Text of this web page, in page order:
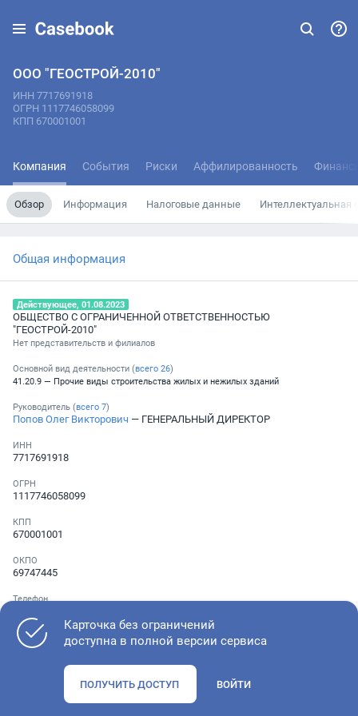
ООО "ГЕОСТРОЙ-2010"
ИНН 7717691918
ОГРН 1117746058099
КПП 670001001
Компания События Риски Аффилированность
Обзор Информация Налоговые данные Интеллектуальная
Общая информация
Действующее, 01.08.2023
ОБЩЕСТВО С ОГРАНИЧЕННОЙ ОТВЕТСТВЕННОСТЬЮ
"ГЕОСТРОЙ-2010"
Нет представительств и филиалов
Основной вид деятельности (всего 26)
41.20.9 — Прочие виды строительства жилых и нежилых зданий
Руководитель (всего 7)
Попов Олег Викторович — ГЕНЕРАЛЬНЫЙ ДИРЕКТОР
ИНН
7717691918
ОГРН
1117746058099
КПП
670001001
ОКПО
69747445
Телефон
Как оценить состояние компании
Карточка без ограничений
доступна в полной версии сервиса
ПОЛУЧИТЬ ДОСТУП ВОЙТИ